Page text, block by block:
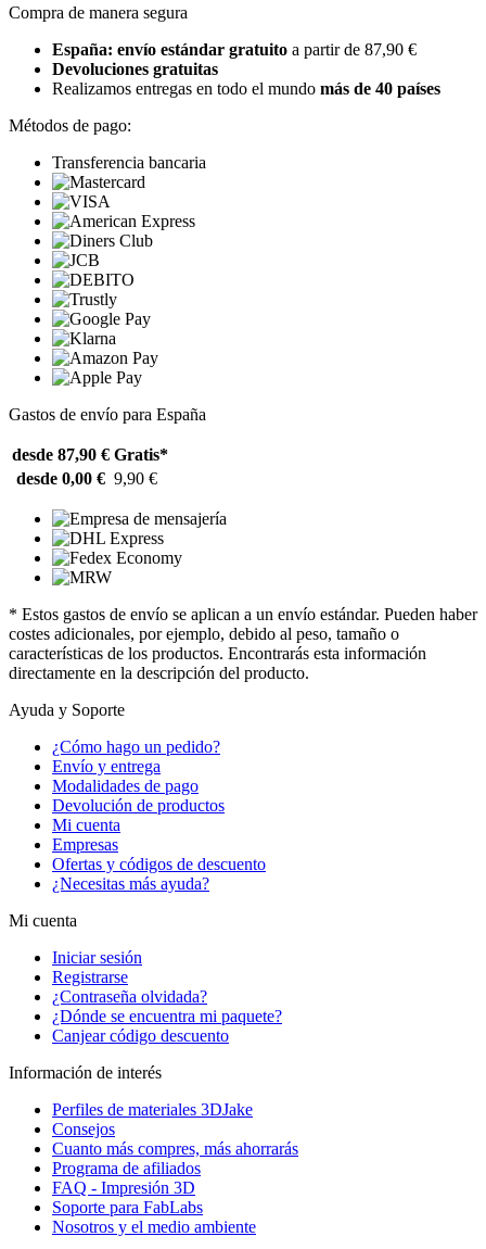
Compra de manera segura
España: envío estándar gratuito a partir de 87,90 €
Devoluciones gratuitas
Realizamos entregas en todo el mundo más de 40 países
Métodos de pago:
Transferencia bancaria
Gastos de envío para España
desde 87,90 € Gratis*
desde 0,00 € 9,90 €
* Estos gastos de envío se aplican a un envío estándar. Pueden haber
costes adicionales, por ejemplo, debido al peso, tamaño o
características de los productos. Encontrarás esta información
directamente en la descripción del producto.
Ayuda y Soporte
¿Cómo hago un pedido?
Envío y entrega
Modalidades de pago
Devolución de productos
Mi cuenta
Empresas
Ofertas y códigos de descuento
¿Necesitas más ayuda?
Mi cuenta
Iniciar sesión
Registrarse
¿Contraseña olvidada?
¿Dónde se encuentra mi paquete?
Canjear código descuento
Información de interés
Perfiles de materiales 3DJake
Consejos
Cuanto más compres, más ahorrarás
Programa de afiliados
FAQ - Impresión 3D
Soporte para FabLabs
Nosotros y el medio ambiente